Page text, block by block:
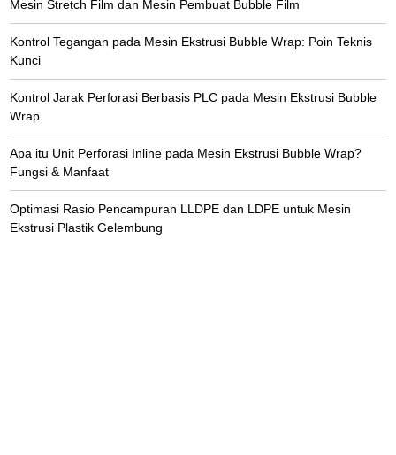
Mesin Stretch Film dan Mesin Pembuat Bubble Film
Kontrol Tegangan pada Mesin Ekstrusi Bubble Wrap: Poin Teknis
Kunci
Kontrol Jarak Perforasi Berbasis PLC pada Mesin Ekstrusi Bubble
Wrap
Apa itu Unit Perforasi Inline pada Mesin Ekstrusi Bubble Wrap?
Fungsi & Manfaat
Optimasi Rasio Pencampuran LLDPE dan LDPE untuk Mesin
Ekstrusi Plastik Gelembung